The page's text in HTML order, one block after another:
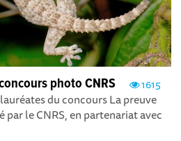
1615
photo CNRS
du concours La preuve
par le CNRS, en partenariat avec